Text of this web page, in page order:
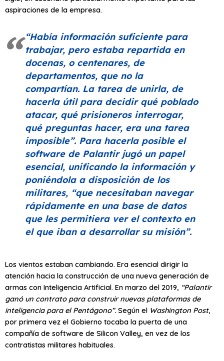
aspiraciones de la empresa.
“Había información suficiente para
trabajar, pero estaba repartida en
docenas, o centenares, de
departamentos, que no la
compartían. La tarea de unirla, de
hacerla útil para decidir qué poblado
atacar, qué prisioneros interrogar,
qué preguntas hacer, era una tarea
imposible”. Para hacerla posible el
software de Palantir jugó un papel
esencial, unificando la información y
poniéndola a disposición de los
militares, “que necesitaban navegar
rápidamente en una base de datos
que les permitiera ver el contexto en
el que iban a desarrollar su misión”.
Los vientos estaban cambiando. Era esencial dirigir la
atención hacia la construcción de una nueva generación de
armas con Inteligencia Artificial. En marzo del 2019, “Palantir
ganó un contrato para construir nuevas plataformas de
inteligencia para el Pentágono”. Según el Washington Post,
por primera vez el Gobierno tocaba la puerta de una
compañía de software de Silicon Valley, en vez de los
contratistas militares habituales.